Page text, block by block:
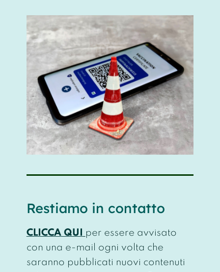
Restiamo in contatto
CLICCA QUI per essere avvisato
con una e-mail ogni volta che
saranno pubblicati nuovi contenuti